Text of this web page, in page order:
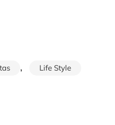
, Life Style